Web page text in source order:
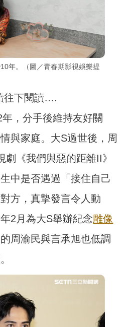
年。（圖／青春期影視娛樂提
往下閱讀….
，分手後維持友好關
與家庭。大S過世後，周
《我們與惡的距離II》
中是否遇過「接住自己
方，真摯發言令人動
2月為大S舉辦紀念雕像
周渝民與言承旭也低調